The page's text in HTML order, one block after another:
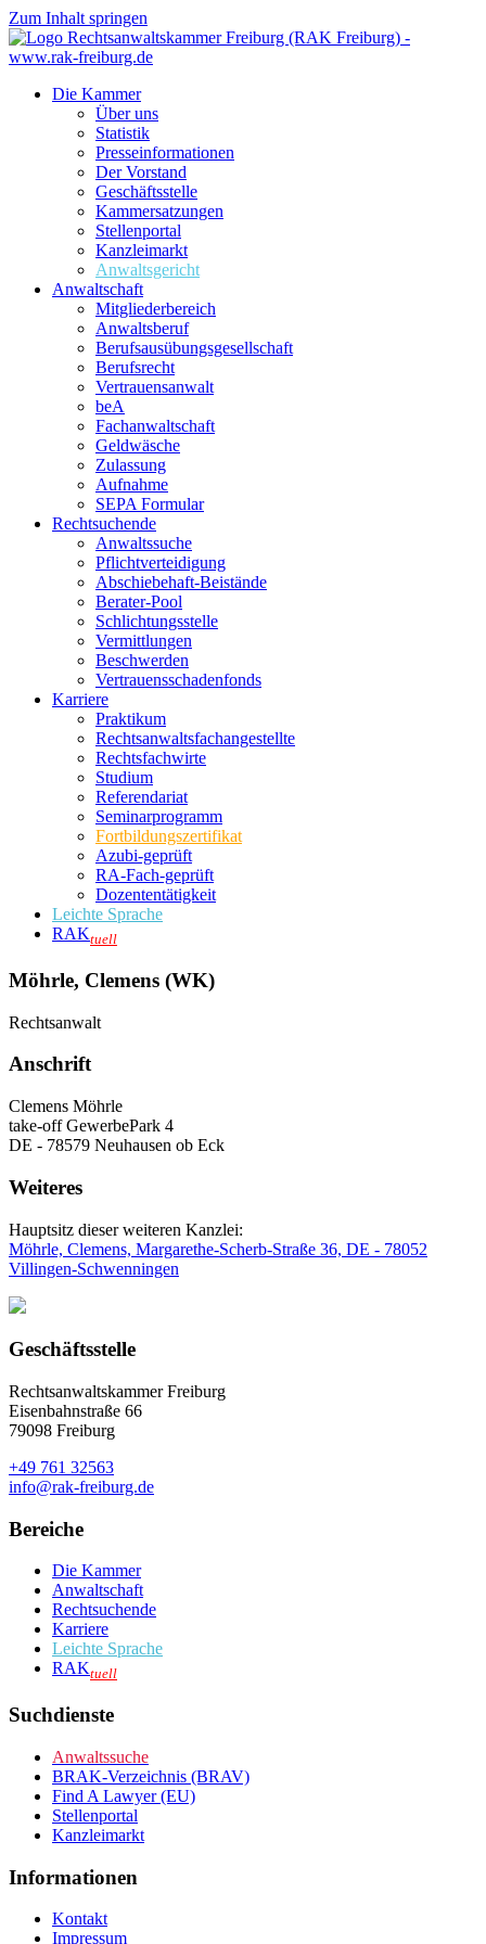
Zum Inhalt springen
Die Kammer
Über uns
Statistik
Presseinformationen
Der Vorstand
Geschäftsstelle
Kammersatzungen
Stellenportal
Kanzleimarkt
Anwaltsgericht
Anwaltschaft
Mitgliederbereich
Anwaltsberuf
Berufsausübungs­gesellschaft
Berufsrecht
Vertrauensanwalt
beA
Fachanwaltschaft
Geldwäsche
Zulassung
Aufnahme
SEPA Formular
Rechtsuchende
Anwaltssuche
Pflichtverteidigung
Abschiebehaft-Beistände
Berater-Pool
Schlichtungsstelle
Vermittlungen
Beschwerden
Vertrauensschadenfonds
Karriere
Praktikum
Rechtsanwalts­fachangestellte
Rechtsfachwirte
Studium
Referendariat
Seminarprogramm
Fortbildungszertifikat
Azubi-geprüft
RA-Fach-geprüft
Dozententätigkeit
Leichte Sprache
RAKtuell
Möhrle, Clemens (WK)
Rechtsanwalt
Anschrift
Clemens Möhrle
take-off GewerbePark 4
DE - 78579 Neuhausen ob Eck
Weiteres
Hauptsitz dieser weiteren Kanzlei:
Möhrle, Clemens, Margarethe-Scherb-Straße 36, DE - 78052
Villingen-Schwenningen
Geschäftsstelle
Rechtsanwaltskammer Freiburg
Eisenbahnstraße 66
79098 Freiburg
+49 761 32563
info@rak-freiburg.de
Bereiche
Die Kammer
Anwaltschaft
Rechtsuchende
Karriere
Leichte Sprache
RAKtuell
Suchdienste
Anwaltssuche
BRAK-Verzeichnis (BRAV)
Find A Lawyer (EU)
Stellenportal
Kanzleimarkt
Informationen
Kontakt
Impressum